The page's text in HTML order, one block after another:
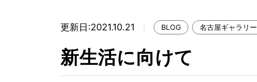
MOKUBA について
更新日:2021.10.21 BLOG 名古屋ギャラリー
新生活に向けて